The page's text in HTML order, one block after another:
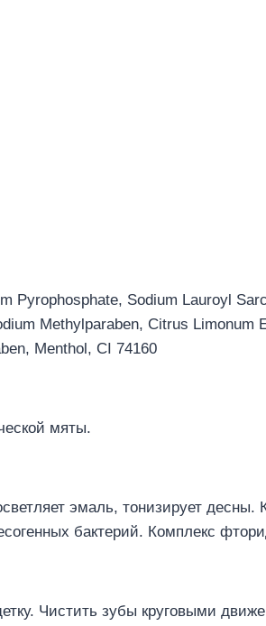
Pyrophosphate, Sodium Lauroyl
Methylparaben, Citrus
Menthol, CI 74160
мяты.
эмаль, тонизирует
бактерий. Комплекс
Чистить зубы круговыми